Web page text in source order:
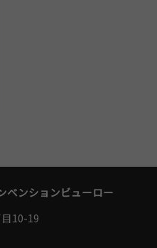
ベンションビューロー
10-19